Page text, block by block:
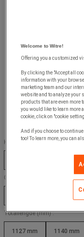
Kapasitet (kg) :
Gafler, minimalt mellomrom
Totallengde (mm) :
1127 mm 1140 mm
Welcome to Witre!
Offering you a customized
By clicking the "Accept all
information with your
marketing team and our
website and to analyze your
products that are even more
you would like to learn more
cookie, click on "cookie
And if you choose to
too! To learn more, you can